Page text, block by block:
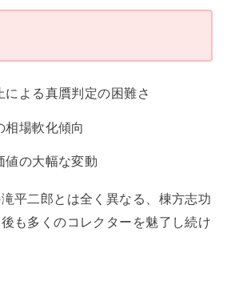
による真贋判定の困難さ
相場軟化傾向
値の大幅な変動
滝平二郎とは全く異なる、棟方志功
も多くのコレクターを魅了し続け